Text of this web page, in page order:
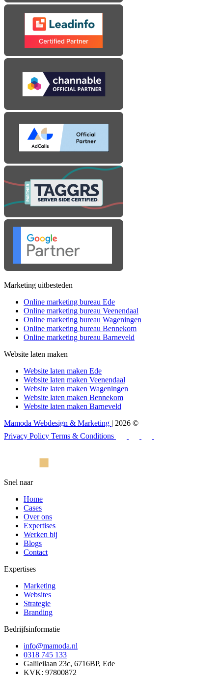
Marketing uitbesteden
Online marketing bureau Ede
Online marketing bureau Veenendaal
Online marketing bureau Wageningen
Online marketing bureau Bennekom
Online marketing bureau Barneveld
Website laten maken
Website laten maken Ede
Website laten maken Veenendaal
Website laten maken Wageningen
Website laten maken Bennekom
Website laten maken Barneveld
Mamoda Webdesign & Marketing | 2026 ©
Privacy Policy Terms & Conditions
Snel naar
Home
Cases
Over ons
Expertises
Werken bij
Blogs
Contact
Expertises
Marketing
Websites
Strategie
Branding
Bedrijfsinformatie
info@mamoda.nl
0318 745 133
Galileilaan 23c, 6716BP, Ede
KVK: 97800872